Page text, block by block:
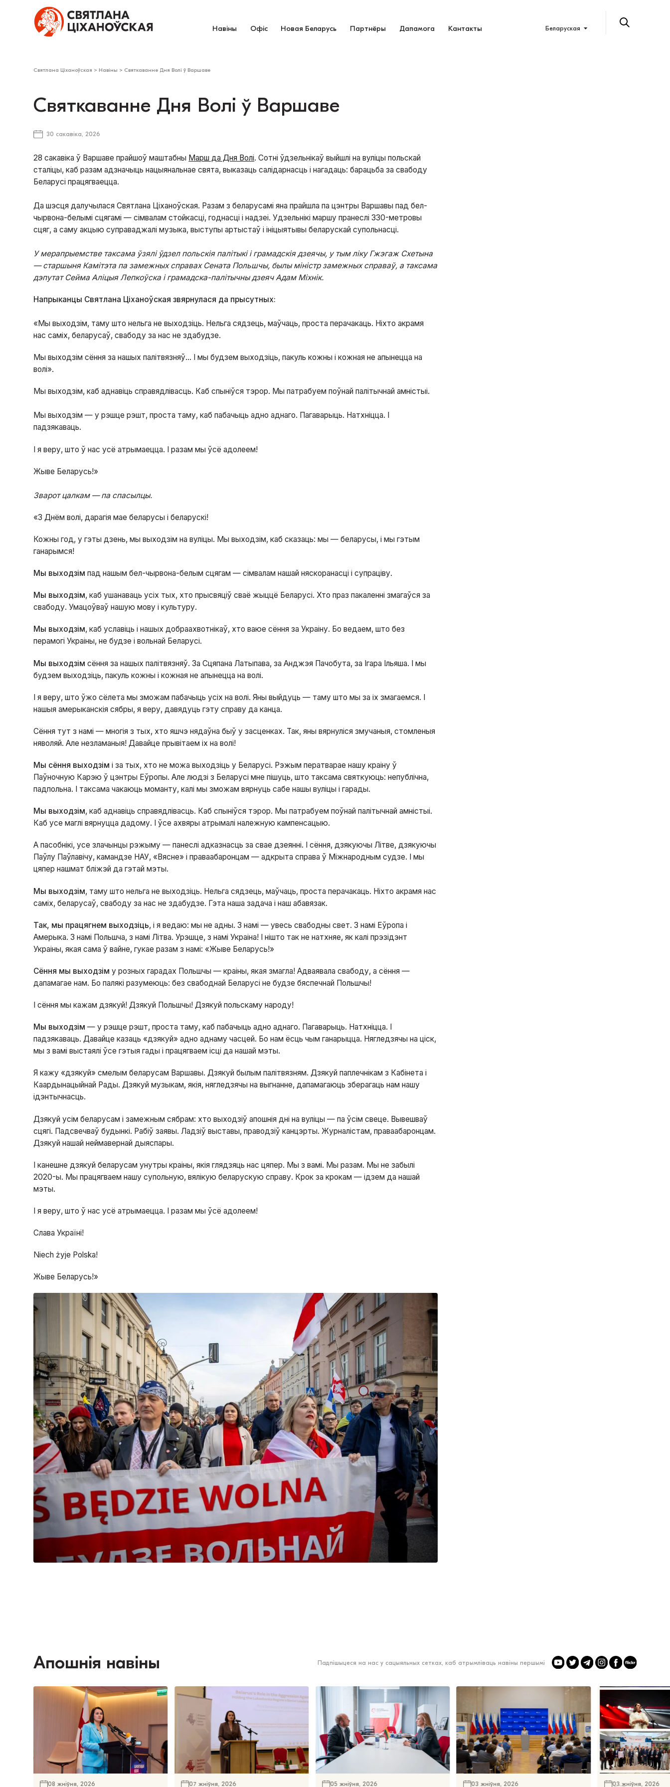
Навіны Офіс Новая Беларусь Партнёры Дапамога Кантакты Беларуская
Святлана Ціханоўская > Навіны > Святкаванне Дня Волі ў Варшаве
Святкаванне Дня Волі ў Варшаве
30 сакавіка, 2026
28 сакавіка ў Варшаве прайшоў маштабны Марш да Дня Волі. Сотні ўдзельнікаў выйшлі на вуліцы польскай
сталіцы, каб разам адзначыць нацыянальнае свята, выказаць салідарнасць і нагадаць: барацьба за свабоду
Беларусі працягваецца.
Да шэсця далучылася Святлана Ціханоўская. Разам з беларусамі яна прайшла па цэнтры Варшавы пад бел-
чырвона-белымі сцягамі — сімвалам стойкасці, годнасці і надзеі. Удзельнікі маршу пранеслі 330-метровы
сцяг, а саму акцыю суправаджалі музыка, выступы артыстаў і ініцыятывы беларускай супольнасці.
У мерапрыемстве таксама ўзялі ўдзел польскія палітыкі і грамадскія дзеячы, у тым ліку Гжэгаж Схетына
— старшыня Камітэта па замежных справах Сената Польшчы, былы міністр замежных справаў, а таксама
дэпутат Сейма Аліцыя Лепкоўска і грамадска-палітычны дзеяч Адам Міхнік.
Напрыканцы Святлана Ціханоўская звярнулася да прысутных:
«Мы выходзім, таму што нельга не выходзіць. Нельга сядзець, маўчаць, проста перачакаць. Ніхто акрамя
нас саміх, беларусаў, свабоду за нас не здабудзе.
Мы выходзім сёння за нашых палітвязняў… І мы будзем выходзіць, пакуль кожны і кожная не апынецца на
волі».
Мы выходзім, каб аднавіць справядлівасць. Каб спыніўся тэрор. Мы патрабуем поўнай палітычнай амністыі.
Мы выходзім — у рэшце рэшт, проста таму, каб пабачыць адно аднаго. Пагаварыць. Натхніцца. І
падзякаваць.
І я веру, што ў нас усё атрымаецца. І разам мы ўсё адолеем!
Жыве Беларусь!»
Зварот цалкам — па спасылцы.
«З Днём волі, дарагія мае беларусы і беларускі!
Кожны год, у гэты дзень, мы выходзім на вуліцы. Мы выходзім, каб сказаць: мы — беларусы, і мы гэтым
ганарымся!
Мы выходзімпад нашым бел-чырвона-белым сцягам — сімвалам нашай няскоранасці і супраціву.
Мы выходзім, каб ушанаваць усіх тых, хто прысвяціў сваё жыццё Беларусі. Хто праз пакаленні змагаўся за
свабоду. Умацоўваў нашую мову і культуру.
Мы выходзім, каб уславіць і нашых добраахвотнікаў, хто ваюе сёння за Украіну. Бо ведаем, што без
перамогі Украіны, не будзе і вольнай Беларусі.
Мы выходзім сёння за нашых палітвязняў. За Сцяпана Латыпава, за Анджэя Пачобута, за Ігара Ільяша. І мы
будзем выходзіць, пакуль кожны і кожная не апынецца на волі.
І я веру, што ўжо сёлета мы зможам пабачыць усіх на волі. Яны выйдуць — таму што мы за іх змагаемся. І
нашыя амерыканскія сябры, я веру, давядуць гэту справу да канца.
Сёння тут з намі — многія з тых, хто яшчэ нядаўна быў у засценках. Так, яны вярнуліся змучаныя, стомленыя
няволяй. Але незламаныя! Давайце прывітаем іх на волі!
Мы сёння выходзім і за тых, хто не можа выходзіць у Беларусі. Рэжым ператварае нашу краіну ў
Паўночную Карэю ў цэнтры Еўропы. Але людзі з Беларусі мне пішуць, што таксама святкуюць: непублічна,
падпольна. І таксама чакаюць моманту, калі мы зможам вярнуць сабе нашы вуліцы і гарады.
Мы выходзім, каб аднавіць справядлівасць. Каб спыніўся тэрор. Мы патрабуем поўнай палітычнай амністыі.
Каб усе маглі вярнуцца дадому. І ўсе ахвяры атрымалі належную кампенсацыю.
А пасобнікі, усе злачынцы рэжыму — панеслі адказнасць за свае дзеянні. І сёння, дзякуючы Літве, дзякуючы
Паўлу Паўлавічу, камандзе НАУ, «Вясне» і праваабаронцам — адкрыта справа ў Міжнародным судзе. І мы
цяпер нашмат бліжэй да гэтай мэты.
Мы выходзім, таму што нельга не выходзіць. Нельга сядзець, маўчаць, проста перачакаць. Ніхто акрамя нас
саміх, беларусаў, свабоду за нас не здабудзе. Гэта наша задача і наш абавязак.
Так, мы працягнем выходзіць, і я ведаю: мы не адны. З намі — увесь свабодны свет. З намі Еўропа і
Амерыка. З намі Польшча, з намі Літва. Урэшце, з намі Украіна! І нішто так не натхняе, як калі прэзідэнт
Украіны, якая сама ў вайне, гукае разам з намі: «Жыве Беларусь!»
Сёння мы выходзім у розных гарадах Польшчы — краіны, якая змагла! Адваявала свабоду, а сёння —
дапамагае нам. Бо палякі разумеюць: без свабоднай Беларусі не будзе бяспечнай Польшчы!
І сёння мы кажам дзякуй! Дзякуй Польшчы! Дзякуй польскаму народу!
Мы выходзім — у рэшце рэшт, проста таму, каб пабачыць адно аднаго. Пагаварыць. Натхніцца. І
падзякаваць. Давайце казаць «дзякуй» адно аднаму часцей. Бо нам ёсць чым ганарыцца. Нягледзячы на ціск,
мы з вамі выстаялі ўсе гэтыя гады і працягваем ісці да нашай мэты.
Я кажу «дзякуй» смелым беларусам Варшавы. Дзякуй былым палітвязням. Дзякуй паплечнікам з Кабінета і
Каардынацыйнай Рады. Дзякуй музыкам, якія, нягледзячы на выгнанне, дапамагаюць зберагаць нам нашу
ідэнтычнасць.
Дзякуй усім беларусам і замежным сябрам: хто выходзіў апошнія дні на вуліцы — па ўсім свеце. Вывешваў
сцягі. Падсвечваў будынкі. Рабіў заявы. Ладзіў выставы, праводзіў канцэрты. Журналістам, праваабаронцам.
Дзякуй нашай неймавернай дыяспары.
І канешне дзякуй беларусам унутры краіны, якія глядзяць нас цяпер. Мы з вамі. Мы разам. Мы не забылі
2020-ы. Мы працягваем нашу супольную, вялікую беларускую справу. Крок за крокам — ідзем да нашай
мэты.
І я веру, што ў нас усё атрымаецца. І разам мы ўсё адолеем!
Слава Україні!
Niech żyje Polska!
Жыве Беларусь!»
Апошнія навіны Падпішыцеся на нас у сацыяльных сетках, каб атрымліваць навіны першымі
08 жніўня, 2026 07 жніўня, 2026 05 жніўня, 2026 03 жніўня, 2026 03 жніўня, 2026